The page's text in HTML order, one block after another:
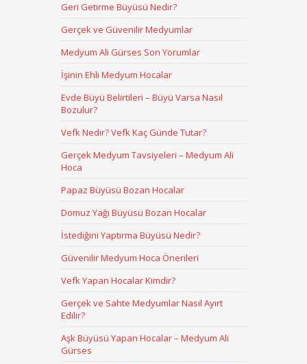
Geri Getirme Büyüsü Nedir?
Gerçek ve Güvenilir Medyumlar
Medyum Ali Gürses Son Yorumlar
İşinin Ehli Medyum Hocalar
Evde Büyü Belirtileri – Büyü Varsa Nasıl
Bozulur?
Vefk Nedir? Vefk Kaç Günde Tutar?
Gerçek Medyum Tavsiyeleri – Medyum Ali
Hoca
Papaz Büyüsü Bozan Hocalar
Domuz Yağı Büyüsü Bozan Hocalar
İstediğini Yaptırma Büyüsü Nedir?
Güvenilir Medyum Hoca Önerileri
Vefk Yapan Hocalar Kimdir?
Gerçek ve Sahte Medyumlar Nasıl Ayırt
Edilir?
Aşk Büyüsü Yapan Hocalar – Medyum Ali
Gürses